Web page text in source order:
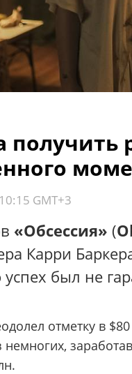
получить
GMT+3
«Обсессия» (
Карри
был не
отметку в